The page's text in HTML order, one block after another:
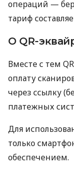
операций —
тариф
О QR-
Вместе с тем
оплату
через ссылку
платежных
Для
только
обеспечением.